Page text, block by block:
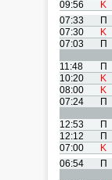
09:56
K
07:33
П
07:30
K
07:03
П
11:48 П
10:20
K
08:00
K
07:24
П
12:53 П
12:12
П
07:00
K
06:54
П